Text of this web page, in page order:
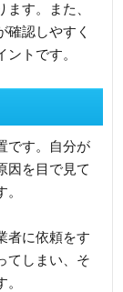
す。また、
確認しやすく
トです。
です。自分が
因を目で見て
者に依頼をす
てしまい、そ